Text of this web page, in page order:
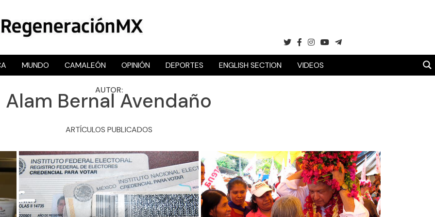
RegeneraciónMX
Sitio de noticias libre e independiente
MUNDO CAMALEÓN OPINIÓN DEPORTES ENGLISH SECTION VIDEOS
AUTOR:
Alam Bernal Avendaño
ARTÍCULOS PUBLICADOS